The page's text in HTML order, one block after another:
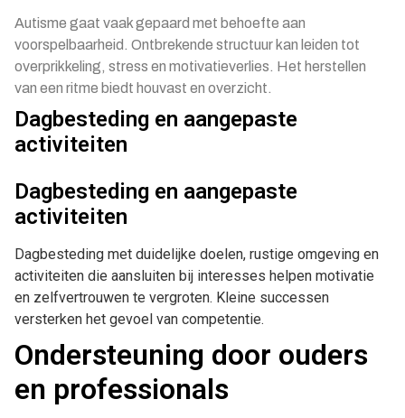
Autisme gaat vaak gepaard met behoefte aan
voorspelbaarheid. Ontbrekende structuur kan leiden tot
overprikkeling, stress en motivatieverlies. Het herstellen
van een ritme biedt houvast en overzicht.
Dagbesteding en aangepaste
activiteiten
Dagbesteding en aangepaste
activiteiten
Dagbesteding met duidelijke doelen, rustige omgeving en
activiteiten die aansluiten bij interesses helpen motivatie
en zelfvertrouwen te vergroten. Kleine successen
versterken het gevoel van competentie.
Ondersteuning door ouders
en professionals